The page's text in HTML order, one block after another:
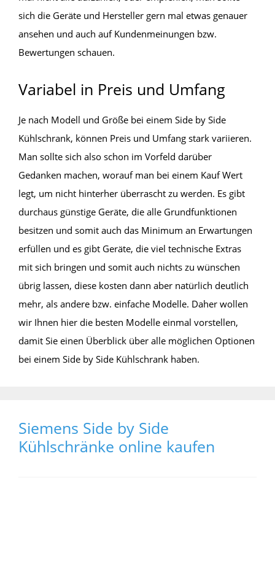
sich die Geräte und Hersteller gern mal etwas genauer
ansehen und auch auf Kundenmeinungen bzw.
Bewertungen schauen.
Variabel in Preis und Umfang
Je nach Modell und Größe bei einem Side by Side
Kühlschrank, können Preis und Umfang stark variieren.
Man sollte sich also schon im Vorfeld darüber
Gedanken machen, worauf man bei einem Kauf Wert
legt, um nicht hinterher überrascht zu werden. Es gibt
durchaus günstige Geräte, die alle Grundfunktionen
besitzen und somit auch das Minimum an Erwartungen
erfüllen und es gibt Geräte, die viel technische Extras
mit sich bringen und somit auch nichts zu wünschen
übrig lassen, diese kosten dann aber natürlich deutlich
mehr, als andere bzw. einfache Modelle. Daher wollen
wir Ihnen hier die besten Modelle einmal vorstellen,
damit Sie einen Überblick über alle möglichen Optionen
bei einem Side by Side Kühlschrank haben.
Siemens Side by Side
Kühlschränke online kaufen